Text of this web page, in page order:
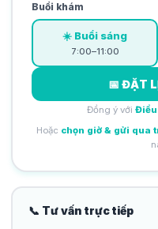
Buổi khám
☀️ Buổi sáng
7:00–11:00
📅 ĐẶT
Đồng ý với Điều
Hoặc chọn giờ & gửi qua
📞 Tư vấn trực tiếp